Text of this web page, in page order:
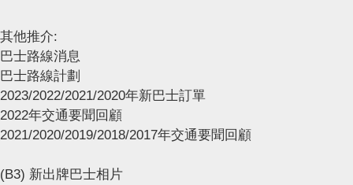
其他推介:
巴士路線消息
巴士路線計劃
2023/2022/2021/2020年新巴士訂單
2022年交通要聞回顧
2021/2020/2019/2018/2017年交通要聞回顧
(B3) 新出牌巴士相片